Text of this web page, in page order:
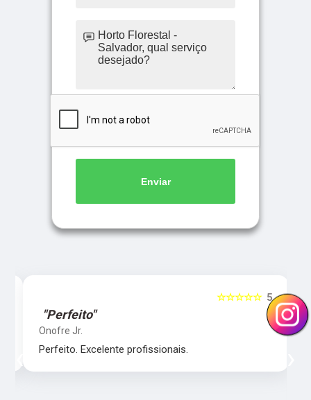
Enviar
5
☆☆☆☆☆
"Perfeito"
Onofre Jr.
Perfeito. Excelente profissionais.
‹